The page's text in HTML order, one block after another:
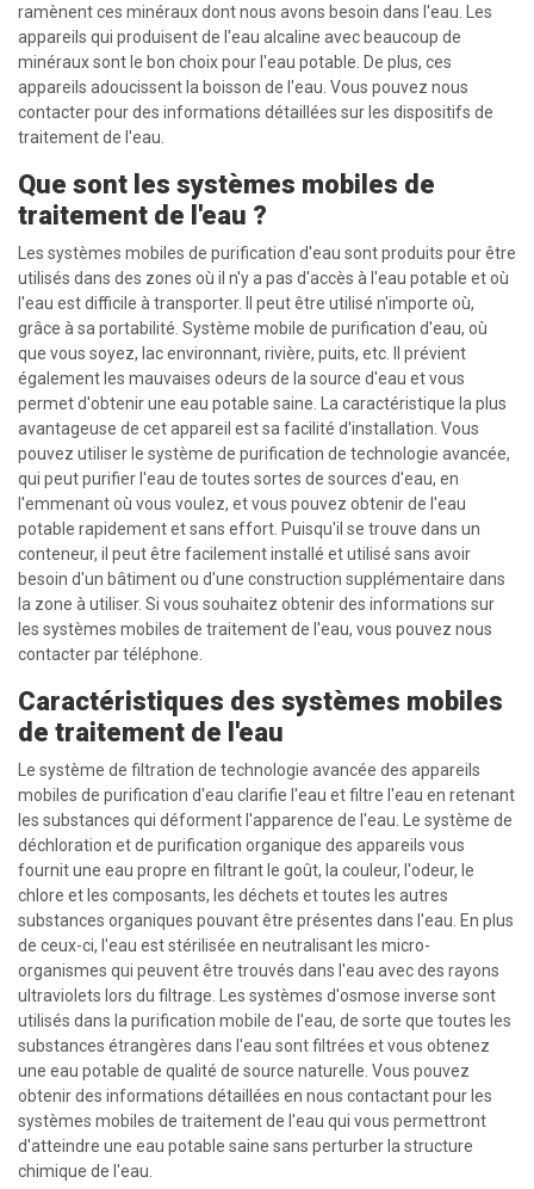
ramènent ces minéraux dont nous avons besoin dans l'eau. Les
appareils qui produisent de l'eau alcaline avec beaucoup de
minéraux sont le bon choix pour l'eau potable. De plus, ces
appareils adoucissent la boisson de l'eau. Vous pouvez nous
contacter pour des informations détaillées sur les dispositifs de
traitement de l'eau.
Que sont les systèmes mobiles de
traitement de l'eau ?
Les systèmes mobiles de purification d'eau sont produits pour être
utilisés dans des zones où il n'y a pas d'accès à l'eau potable et où
l'eau est difficile à transporter. Il peut être utilisé n'importe où,
grâce à sa portabilité. Système mobile de purification d'eau, où
que vous soyez, lac environnant, rivière, puits, etc. Il prévient
également les mauvaises odeurs de la source d'eau et vous
permet d'obtenir une eau potable saine. La caractéristique la plus
avantageuse de cet appareil est sa facilité d'installation. Vous
pouvez utiliser le système de purification de technologie avancée,
qui peut purifier l'eau de toutes sortes de sources d'eau, en
l'emmenant où vous voulez, et vous pouvez obtenir de l'eau
potable rapidement et sans effort. Puisqu'il se trouve dans un
conteneur, il peut être facilement installé et utilisé sans avoir
besoin d'un bâtiment ou d'une construction supplémentaire dans
la zone à utiliser. Si vous souhaitez obtenir des informations sur
les systèmes mobiles de traitement de l'eau, vous pouvez nous
contacter par téléphone.
Caractéristiques des systèmes mobiles
de traitement de l'eau
Le système de filtration de technologie avancée des appareils
mobiles de purification d'eau clarifie l'eau et filtre l'eau en retenant
les substances qui déforment l'apparence de l'eau. Le système de
déchloration et de purification organique des appareils vous
fournit une eau propre en filtrant le goût, la couleur, l'odeur, le
chlore et les composants, les déchets et toutes les autres
substances organiques pouvant être présentes dans l'eau. En plus
de ceux-ci, l'eau est stérilisée en neutralisant les micro-
organismes qui peuvent être trouvés dans l'eau avec des rayons
ultraviolets lors du filtrage. Les systèmes d'osmose inverse sont
utilisés dans la purification mobile de l'eau, de sorte que toutes les
substances étrangères dans l'eau sont filtrées et vous obtenez
une eau potable de qualité de source naturelle. Vous pouvez
obtenir des informations détaillées en nous contactant pour les
systèmes mobiles de traitement de l'eau qui vous permettront
d'atteindre une eau potable saine sans perturber la structure
chimique de l'eau.